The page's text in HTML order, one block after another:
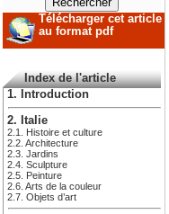
Télécharger cet article
au format pdf
Index de l'article
1. Introduction
2. Italie
2.1. Histoire et culture
2.2. Architecture
2.3. Jardins
2.4. Sculpture
2.5. Peinture
2.6. Arts de la couleur
2.7. Objets d’art